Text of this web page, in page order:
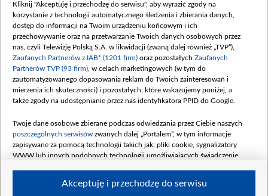
(wpłata wrzesień 100 mln, październik 350
mln, listopad 265 mln)
Dofinansowanie 48 862 000,00 PLN
Data podpisania umowy: GRUDZIEŃ 2025
(wpłata grudzień 60,548 mln)
Dofinansowanie 900 000 000,00 PLN
Data podpisania umowy: LUTY 2026 (wpłata
kwiecień 180 mln, 7 maja 180 mln, 8
czerwca 90 mln)
Dofinansowanie 250 000 000,00 PLN
4 sierpnia 250 mln
Kliknij "Akceptuję i przechodzę do serwisu", aby wyrazić zgody na
korzystanie z technologii automatycznego śledzenia i zbierania danych,
dostęp do informacji na Twoim urządzeniu końcowym i ich
przechowywanie oraz na przetwarzanie Twoich danych osobowych przez
nas, czyli Telewizję Polską S.A. w likwidacji (zwaną dalej również „TVP”),
Zaufanych Partnerów z IAB* (1201 firm) oraz pozostałych Zaufanych
Partnerów TVP (93 firm) , w celach marketingowych (w tym do
zautomatyzowanego dopasowania reklam do Twoich zainteresowań i
mierzenia ich skuteczności) i pozostałych, które wskazujemy poniżej, a
także zgody na udostępnianie przez nas identyfikatora PPID do Google.
Twoje dane osobowe zbierane podczas odwiedzania przez Ciebie naszych
poszczególnych serwisów zwanych dalej „Portalem”, w tym informacje
zapisywane za pomocą technologii takich jak: pliki cookie, sygnalizatory
WWW lub innych podobnych technologii umożliwiających świadczenie
Akceptuję i przechodzę do serwisu